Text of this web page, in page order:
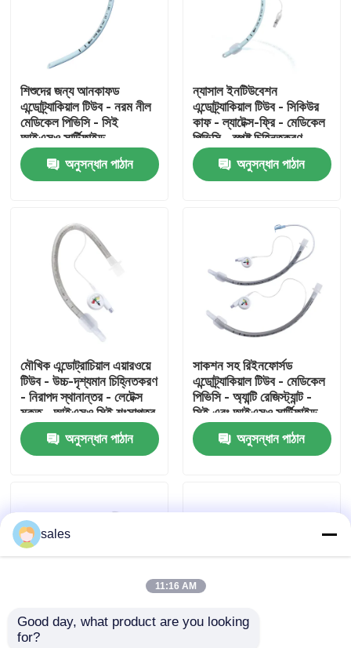
VR প্রদর্শন
কারখানা ভ্রমণ
মান নিয়ন্ত্রণ
উদ্ধৃতির জন্য আবেদন
ল্যারিঞ্জিয়াল মাস্ক এয়ারওয়ে
শিশুদের জন্য আনকাফড
এন্ডোট্র্যাকিয়াল টিউব - নরম নীল
মেডিকেল পিভিসি - সিই
আইএসও সার্টিফাইড
অনুসন্ধান পাঠান
ন্যাসাল ইনটিউবেশন
এন্ডোট্র্যাকিয়াল টিউব - সিকিউর
কাফ - ল্যাটেক্স-ফ্রি - মেডিকেল
পিভিসি - স্পষ্ট চিহ্নিতকরণ
অনুসন্ধান পাঠান
মৌখিক এন্ডোট্রাচিয়াল এয়ারওয়ে
টিউব - উচ্চ-দৃশ্যমান চিহ্নিতকরণ
- নিরাপদ স্থানান্তর - লেটেক্স
মুক্ত - আইএসও সিই শংসাপত্র
অনুসন্ধান পাঠান
সাকশন সহ রিইনফোর্সড
এন্ডোট্র্যাকিয়াল টিউব - মেডিকেল
পিভিসি - অ্যান্টি রেজিস্ট্যান্ট -
সিই এবং আইএসও সার্টিফাইড
অনুসন্ধান পাঠান
এককালীন শক্তিশালী
sales
11:16 AM
Good day, what product are you looking
for?